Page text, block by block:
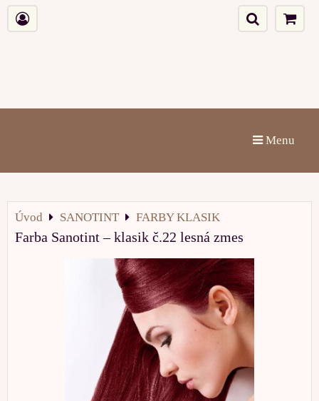
Menu
Úvod SANOTINT FARBY KLASIK
Farba Sanotint – klasik č.22 lesná zmes